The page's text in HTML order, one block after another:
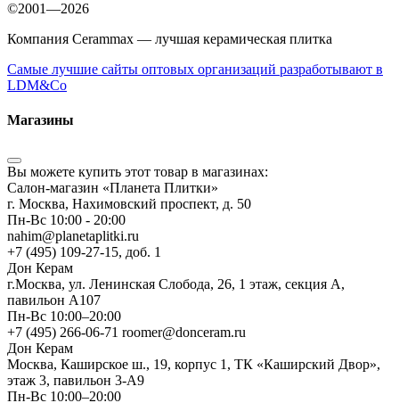
©2001—2026
Компания Cerammax — лучшая керамическая плитка
Самые лучшие сайты оптовых организаций разработывают в
LDM&Co
Магазины
Вы можете купить этот товар в магазинах:
Салон-магазин «Планета Плитки»
г. Москва, Нахимовский проспект, д. 50
Пн-Вс 10:00 - 20:00
nahim@planetaplitki.ru
+7 (495) 109-27-15, доб. 1
Дон Керам
г.Москва, ул. Ленинская Слобода, 26, 1 этаж, секция А,
павильон А107
Пн-Вс 10:00–20:00
+7 (495) 266-06-71 roomer@donceram.ru
Дон Керам
Москва, Каширское ш., 19, корпус 1, ТК «Каширский Двор»,
этаж 3, павильон 3-А9
Пн-Вс 10:00–20:00